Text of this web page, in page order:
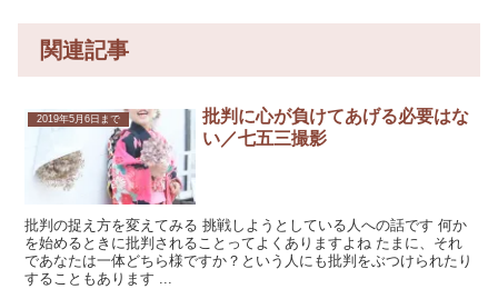
関連記事
2019年5月6日まで
批判に心が負けてあげる必要はな
い／七五三撮影
批判の捉え方を変えてみる 挑戦しようとしている人への話です 何か
を始めるときに批判されることってよくありますよね たまに、それ
であなたは一体どちら様ですか？という人にも批判をぶつけられたり
することもあります ...